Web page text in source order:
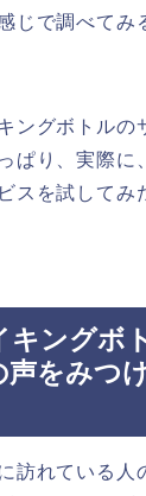
じで調べてみ
ングボトルの
ぱり、実際に
スを試してみ
キングボ
声をみつ
訪れている人